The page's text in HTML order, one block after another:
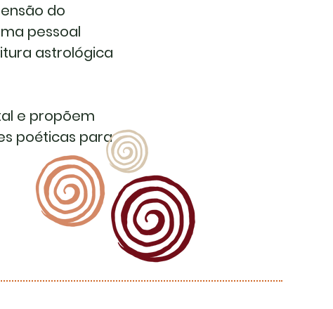
do
pessoal
astrológica
e propõem
poéticas para